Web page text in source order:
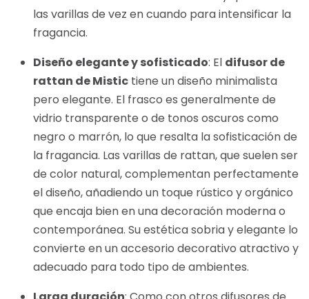
las varillas de vez en cuando para intensificar la
fragancia.
Diseño elegante y sofisticado: El difusor de
rattan de Mistic tiene un diseño minimalista
pero elegante. El frasco es generalmente de
vidrio transparente o de tonos oscuros como
negro o marrón, lo que resalta la sofisticación de
la fragancia. Las varillas de rattan, que suelen ser
de color natural, complementan perfectamente
el diseño, añadiendo un toque rústico y orgánico
que encaja bien en una decoración moderna o
contemporánea. Su estética sobria y elegante lo
convierte en un accesorio decorativo atractivo y
adecuado para todo tipo de ambientes.